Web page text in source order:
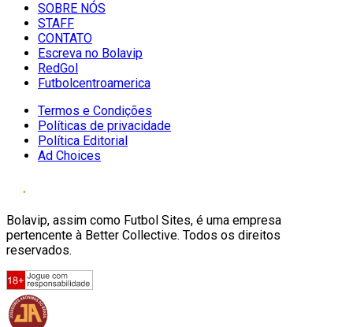
SOBRE NÓS
STAFF
CONTATO
Escreva no Bolavip
RedGol
Futbolcentroamerica
Termos e Condições
Políticas de privacidade
Política Editorial
Ad Choices
Bolavip, assim como Futbol Sites, é uma empresa
pertencente à Better Collective. Todos os direitos
reservados.